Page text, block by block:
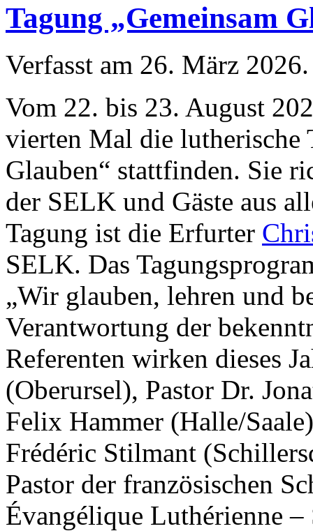
Tagung „Gemeinsam
Verfasst am 26. März 2026.
Vom 22. bis 23. August
vierten Mal die lutherische
Glauben“ stattfinden. Sie
der SELK und Gäste aus
Tagung ist die Erfurter
SELK. Das
„Wir glauben, lehren und
Verantwortung der
Referenten wirken dieses
(Oberursel), Pastor Dr.
Felix Hammer (Halle/
Frédéric Stilmant
Pastor der französischen
Évangélique Luthérienne –